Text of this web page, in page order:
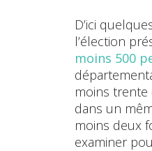
D’ici
l’élection
moins 500
moins
dans un
moins deux
examiner